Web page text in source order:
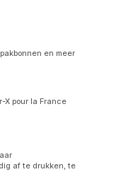
en meer
X pour la France
af te drukken, te